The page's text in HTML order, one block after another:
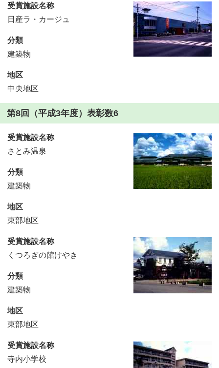
受賞施設名称
日産ラ・カージュ
分類
建築物
地区
中央地区
第8回（平成3年度）表彰数6
受賞施設名称
さとみ温泉
分類
建築物
地区
東部地区
受賞施設名称
くつろぎの館けやき
分類
建築物
地区
東部地区
受賞施設名称
寺内小学校